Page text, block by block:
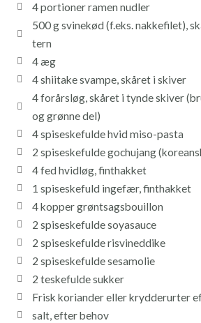
4 portioner ramen nudler
500 g svinekød (f.eks. nakkefilet),
tern
4 æg
4 shiitake svampe, skåret i skiver
4 forårsløg, skåret i tynde skiver
og grønne del)
4 spiseskefulde hvid miso-pasta
2 spiseskefulde gochujang
4 fed hvidløg, finthakket
1 spiseskefuld ingefær, finthakket
4 kopper grøntsagsbouillon
2 spiseskefulde soyasauce
2 spiseskefulde risvineddike
2 spiseskefulde sesamolie
2 teskefulde sukker
Frisk koriander eller krydderurter
salt, efter behov